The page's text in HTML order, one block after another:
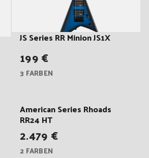
JS Series RR Minion JS1X
199 €
3 FARBEN
American Series Rhoads
RR24 HT
2.479 €
2 FARBEN